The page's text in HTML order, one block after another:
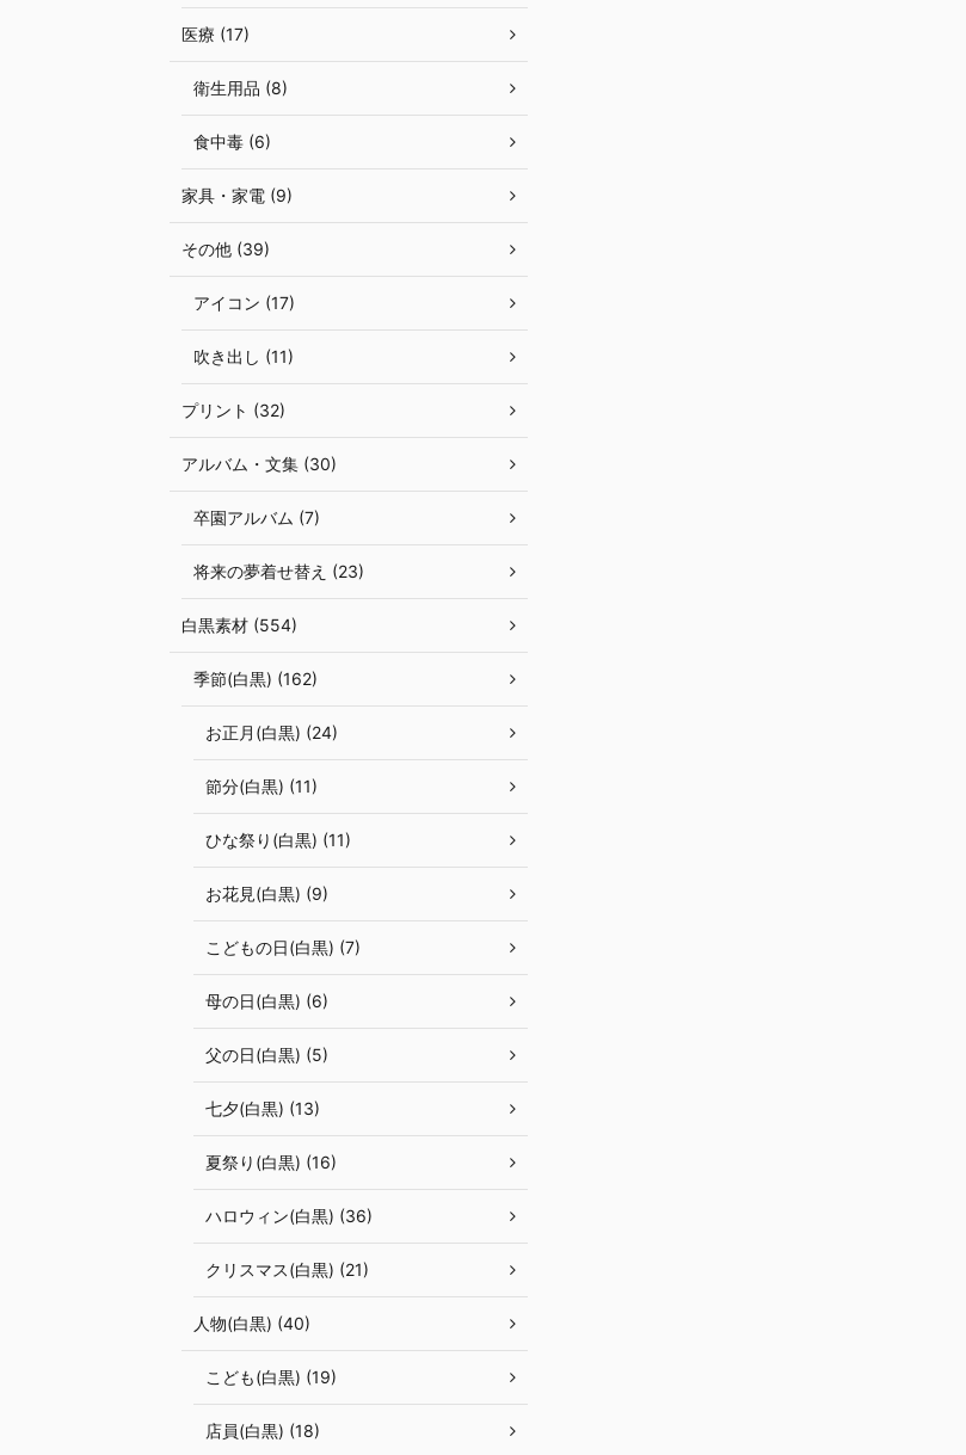
医療 (17)
衛生用品 (8)
食中毒 (6)
家具・家電 (9)
その他 (39)
アイコン (17)
吹き出し (11)
プリント (32)
アルバム・文集 (30)
卒園アルバム (7)
将来の夢着せ替え (23)
白黒素材 (554)
季節(白黒) (162)
お正月(白黒) (24)
節分(白黒) (11)
ひな祭り(白黒) (11)
お花見(白黒) (9)
こどもの日(白黒) (7)
母の日(白黒) (6)
父の日(白黒) (5)
七夕(白黒) (13)
夏祭り(白黒) (16)
ハロウィン(白黒) (36)
クリスマス(白黒) (21)
人物(白黒) (40)
こども(白黒) (19)
店員(白黒) (18)